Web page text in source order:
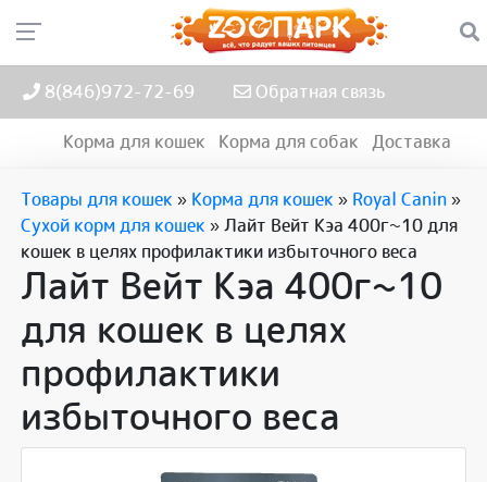
8(846)972-72-69 Обратная связь
Корма для кошек Корма для собак Доставка
Товары для кошек » Корма для кошек » Royal Canin»
Сухой корм для кошек »Лайт Вейт Кэа 400г~10 для
кошек в целях профилактики избыточного веса
Лайт Вейт Кэа 400г~10
для кошек в целях
профилактики
избыточного веса